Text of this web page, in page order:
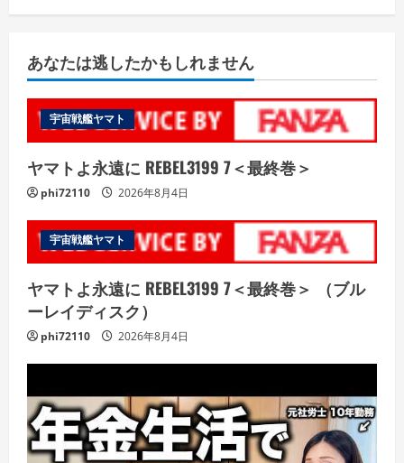
あなたは逃したかもしれません
宇宙戦艦ヤマト
ヤマトよ永遠に REBEL3199 7＜最終巻＞
phi72110 2026年8月4日
宇宙戦艦ヤマト
ヤマトよ永遠に REBEL3199 7＜最終巻＞ （ブル
ーレイディスク）
phi72110 2026年8月4日